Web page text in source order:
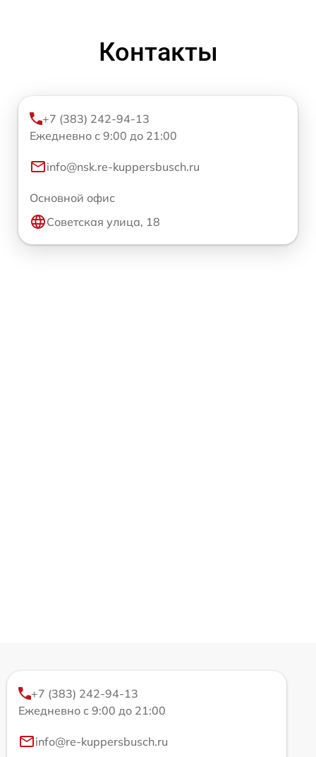
Контакты
+7 (383) 242-94-13
Ежедневно с 9:00 до 21:00
info@nsk.re-kuppersbusch.ru
Основной офис
Советская улица, 18
+7 (383) 242-94-13
Ежедневно с 9:00 до 21:00
info@re-kuppersbusch.ru